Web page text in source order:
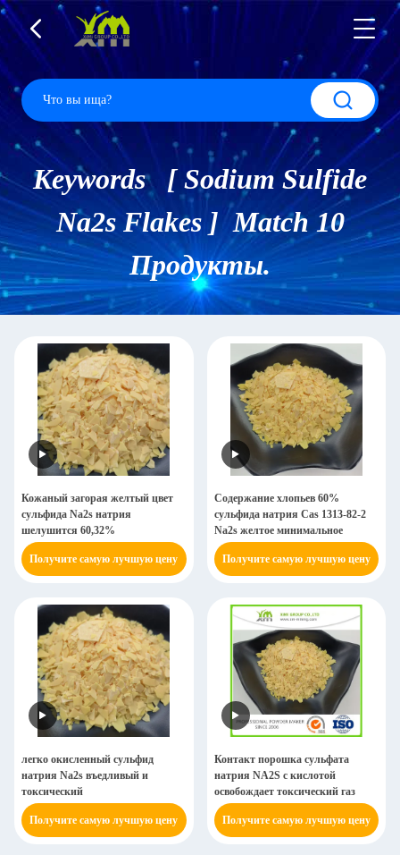
Keywords [ Sodium Sulfide
Na2s Flakes ] Match 10
Продукты.
Кожаный загорая желтый цвет
сульфида Na2s натрия
шелушится 60,32%
Получите самую лучшую цену
Содержание хлопьев 60%
сульфида натрия Cas 1313-82-2
Na2s желтое минимальное
Получите самую лучшую цену
легко окисленный сульфид
натрия Na2s въедливый и
токсический
Получите самую лучшую цену
Контакт порошка сульфата
натрия NA2S с кислотой
освобождает токсический газ
Получите самую лучшую цену